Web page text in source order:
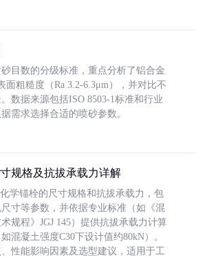
目数的分级标准，重点分析了铝合金
面粗糙度（Ra 3.2-6.3μm），并对比不
数据来源包括ISO 8503-1标准和行业
需求选择合适的喷砂参数。
规格及抗拔承载力详解
学锚栓的尺寸规格和抗拔承载力，包
寸等参数，并依据专业标准（如《混
规程》JGJ 145）提供抗拔承载力计算
混凝土强度C30下设计值约80kN）。
性能影响因素及选型建议，适用于工